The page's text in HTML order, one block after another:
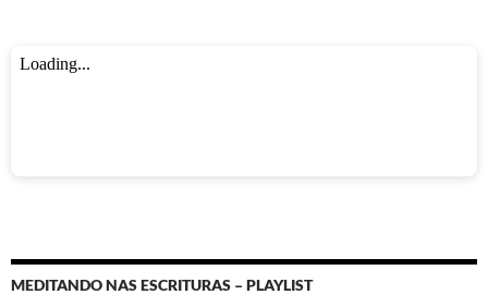
MEDITANDO NAS ESCRITURAS – PLAYLIST